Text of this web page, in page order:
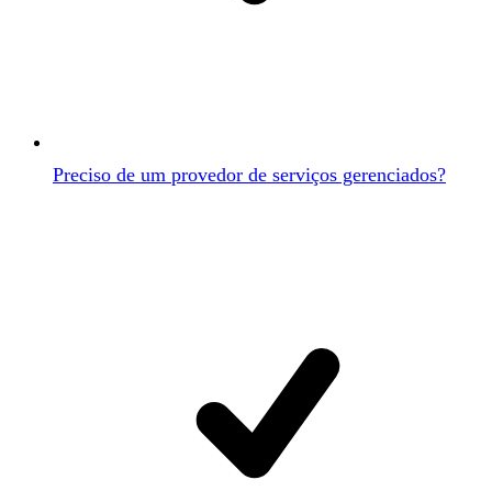
Preciso de um provedor de serviços gerenciados?